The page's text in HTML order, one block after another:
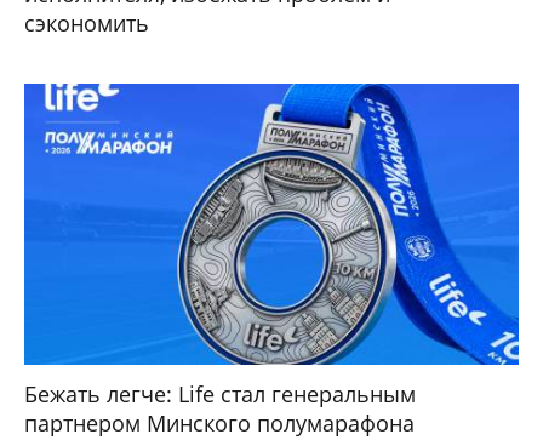
сэкономить
Бежать легче: Life стал генеральным
партнером Минского полумарафона